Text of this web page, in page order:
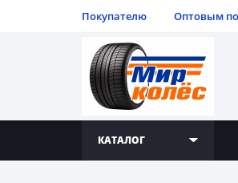
Покупателю Оптовым
КАТАЛОГ